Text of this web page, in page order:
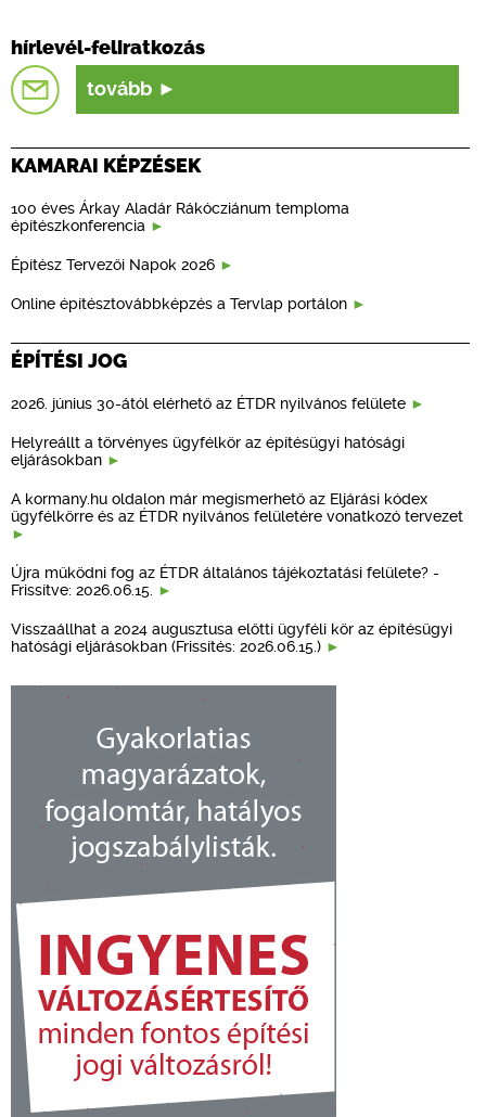
hírlevél-feliratkozás
tovább
KAMARAI KÉPZÉSEK
100 éves Árkay Aladár Rákócziánum temploma
építészkonferencia
Építész Tervezői Napok 2026
Online építésztovábbképzés a Tervlap portálon
ÉPÍTÉSI JOG
2026. június 30-ától elérhető az ÉTDR nyilvános felülete
Helyreállt a törvényes ügyfélkör az építésügyi hatósági
eljárásokban
A kormany.hu oldalon már megismerhető az Eljárási kódex
ügyfélkörre és az ÉTDR nyilvános felületére vonatkozó tervezet
Újra működni fog az ÉTDR általános tájékoztatási felülete? -
Frissítve: 2026.06.15.
Visszaállhat a 2024 augusztusa előtti ügyféli kör az építésügyi
hatósági eljárásokban (Frissítés: 2026.06.15.)